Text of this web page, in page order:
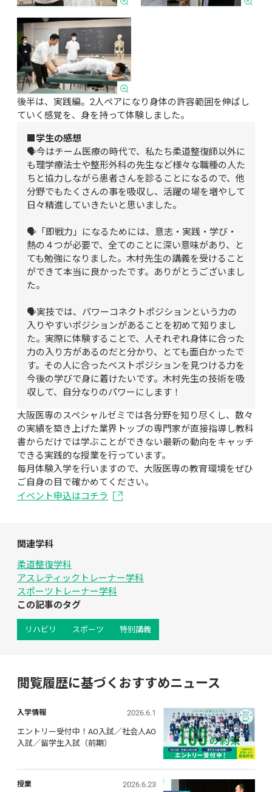
後半は、実践編。2人ペアになり身体の許容範囲を伸ばし
ていく感覚を、身を持って体験しました。
■学生の感想
🗣️今はチーム医療の時代で、私たち柔道整復師以外に
も理学療法士や整形外科の先生など様々な職種の人た
ちと協力しながら患者さんを診ることになるので、他
分野でもたくさんの事を吸収し、活躍の場を増やして
日々精進していきたいと思いました。
🗣️「即戦力」になるためには、意志・実践・学び・
熱の４つが必要で、全てのことに深い意味があり、と
ても勉強になりました。木村先生の講義を受けること
ができて本当に良かったです。ありがとうございまし
た。
🗣️実技では、パワーコネクトポジションという力の
入りやすいポジションがあることを初めて知りまし
た。実際に体験することで、人それぞれ身体に合った
力の入り方があるのだと分かり、とても面白かったで
す。その人に合ったベストポジションを見つける力を
今後の学びで身に着けたいです。木村先生の技術を吸
収して、自分なりのパワーにします！
大阪医専のスペシャルゼミでは各分野を知り尽くし、数々
の実績を築き上げた業界トップの専門家が直接指導し教科
書からだけでは学ぶことができない最新の動向をキャッチ
できる実践的な授業を行っています。
毎月体験入学を行いますので、大阪医専の教育環境をぜひ
ご自身の目で確かめてください。
イベント申込はコチラ
関連学科
柔道整復学科
アスレティックトレーナー学科
スポーツトレーナー学科
この記事のタグ
リハビリ スポーツ 特別講義
閲覧履歴に基づくおすすめニュース
入学情報 2026.6.1
エントリー受付中！AO入試／社会人AO
入試／留学生入試（前期）
授業
2026.6.23